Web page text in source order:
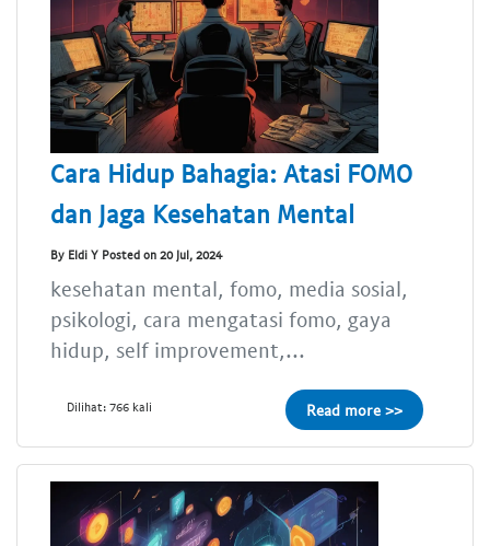
Cara Hidup Bahagia: Atasi FOMO
dan Jaga Kesehatan Mental
By Eldi Y Posted on 20 Jul, 2024
kesehatan mental, fomo, media sosial,
psikologi, cara mengatasi fomo, gaya
hidup, self improvement,...
Dilihat: 766 kali Read more >>